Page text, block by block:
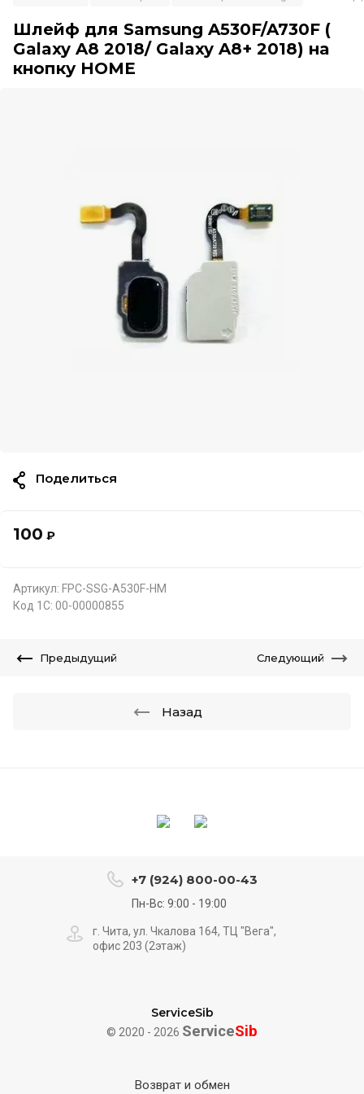
Шлейф для Samsung A530F/A730F (
Galaxy A8 2018/ Galaxy A8+ 2018) на
кнопку HOME
100 ₽
Артикул: FPC-SSG-A530F-HM
Код 1С: 00-00000855
Поделиться
Предыдущий Следующий
Назад
ServiceSib
© 2020 - 2026 ServiceSib
+7 (924) 800-00-43
Пн-Вс: 9:00 - 19:00
г. Чита, ул. Чкалова 164, ТЦ "Вега",
офис 203 (2этаж)
Возврат и обмен